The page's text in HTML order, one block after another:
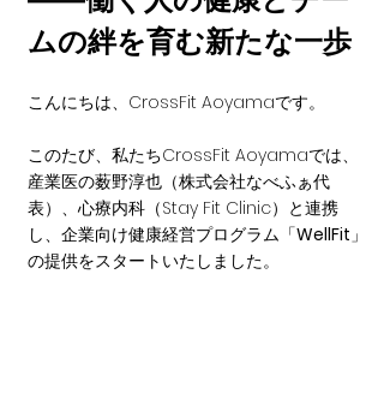
ムの絆を育む新たな一歩
こんにちは、CrossFit Aoyamaです。
このたび、私たちCrossFit Aoyamaでは、
産業医の薮野淳也（株式会社なべふぁ代
表）、心療内科（Stay Fit Clinic）と連携
し、企業向け健康経営プログラム「WellFit」
の提供をスタートいたしました。